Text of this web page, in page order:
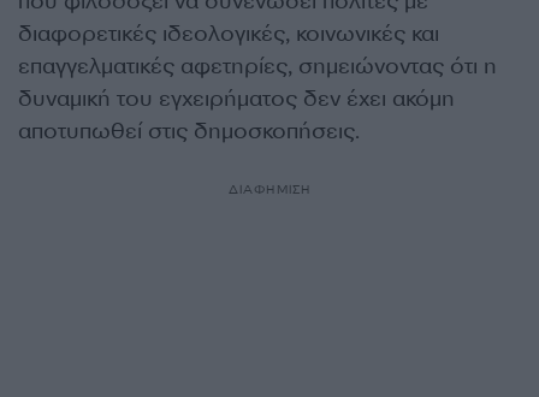
διαφορετικές ιδεολογικές, κοινωνικές και
επαγγελματικές αφετηρίες, σημειώνοντας ότι η
δυναμική του εγχειρήματος δεν έχει ακόμη
αποτυπωθεί στις δημοσκοπήσεις.
ΔΙΑΦΗΜΙΣΗ